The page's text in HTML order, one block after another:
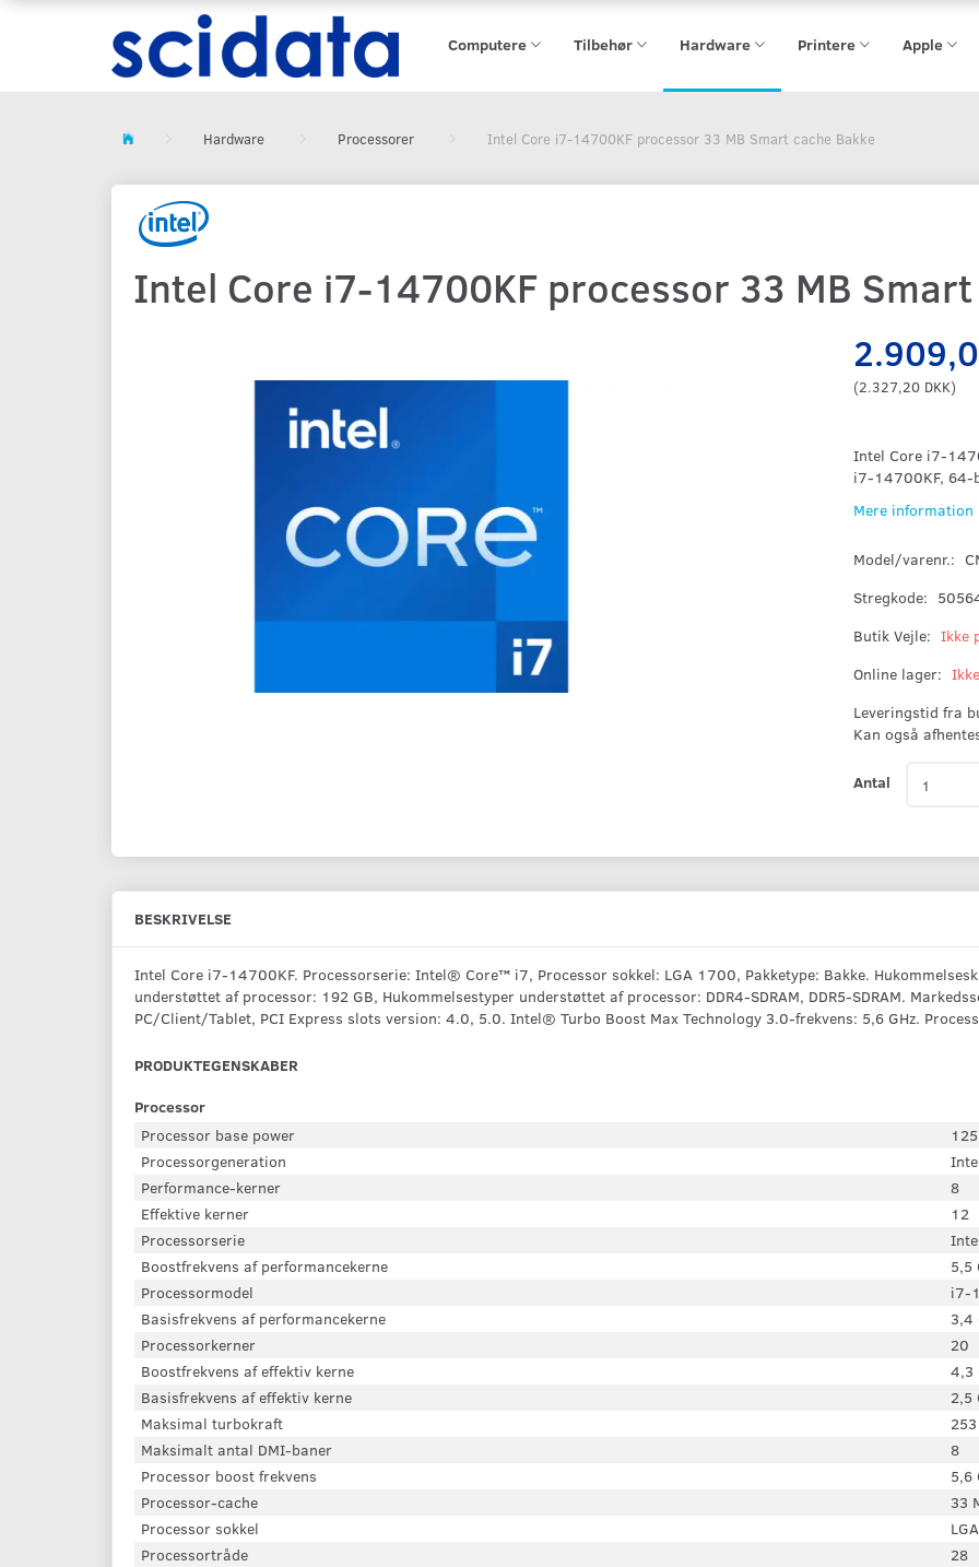
Computere Tilbehør Hardware Printere Apple
Hardware Processorer Intel Core i7-14700KF processor 33 MB Smart cache Bakke
Intel Core i7-14700KF processor 33 MB
(2.327,20 DKK)
Intel Core i7-
i7-14700KF, 64-
Mere information
Model/varenr.:
Stregkode:
Butik Vejle: Ikke
Online lager:
Leveringstid fra
Kan også
Antal
BESKRIVELSE
Intel Core i7-14700KF. Processorserie: Intel® Core™ i7, Processor sokkel: LGA 1700, Pakketype: Bakke.
understøttet af processor: 192 GB, Hukommelsestyper understøttet af processor: DDR4-SDRAM, DDR5-SDRAM.
PC/Client/Tablet, PCI Express slots version: 4.0, 5.0. Intel® Turbo Boost Max Technology 3.0-frekvens: 5,6 GHz.
PRODUKTEGENSKABER
Processor
Processor base power
Processorgeneration
Performance-kerner
8
Effektive kerner
12
Processorserie
Boostfrekvens af performancekerne
5,5
Processormodel
i7-
Basisfrekvens af performancekerne
3,4
Processorkerner
20
Boostfrekvens af effektiv kerne
4,3
Basisfrekvens af effektiv kerne
2,5
Maksimal turbokraft
Maksimalt antal DMI-baner
8
Processor boost frekvens
5,6
Processor-cache
33
Processor sokkel
Processortråde
28